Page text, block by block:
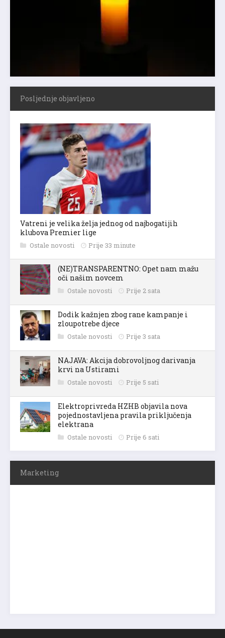
Posljednje objavljeno
Vatreni je velika želja jednog od najbogatijih
klubova Premier lige
Ostale novosti Prije 33 minute
(NE)TRANSPARENTNO: Opet nam mažu
oči našim novcem
Ostale novosti Prije 2 sata
Dodik kažnjen zbog rane kampanje i
zloupotrebe djece
Ostale novosti Prije 3 sata
NAJAVA: Akcija dobrovoljnog darivanja
krvi na Ustirami
Ostale novosti Prije 5 sati
Elektroprivreda HZHB objavila nova
pojednostavljena pravila priključenja
elektrana
Ostale novosti Prije 6 sati
Marketing